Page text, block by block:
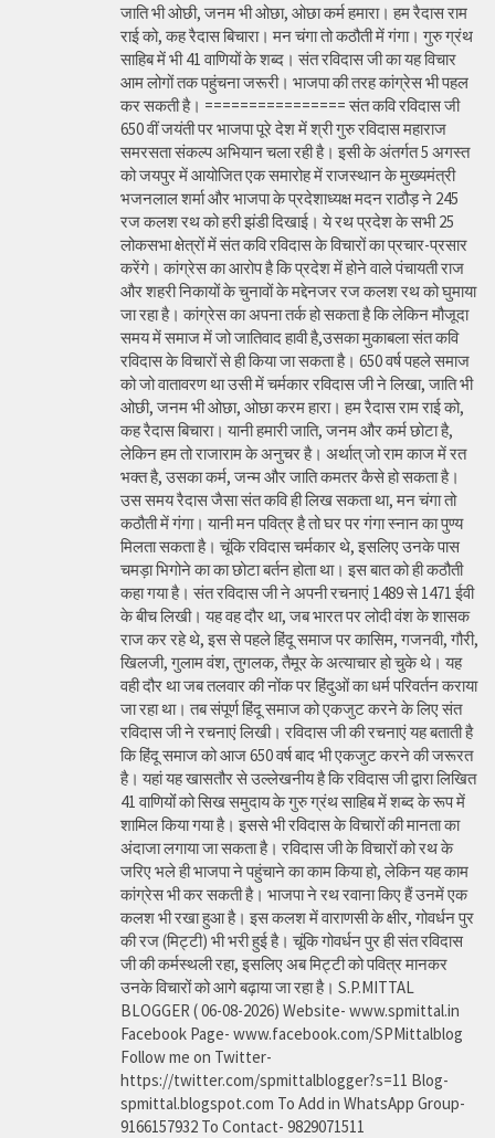
जाति भी ओछी, जनम भी ओछा, ओछा कर्म हमारा। हम रैदास राम
राई को, कह रैदास बिचारा। मन चंगा तो कठौती में गंगा। गुरु ग्रंथ
साहिब में भी 41 वाणियों के शब्द। संत रविदास जी का यह विचार
आम लोगों तक पहुंचना जरूरी। भाजपा की तरह कांग्रेस भी पहल
कर सकती है। ================ संत कवि रविदास जी
650 वीं जयंती पर भाजपा पूरे देश में श्री गुरु रविदास महाराज
समरसता संकल्प अभियान चला रही है। इसी के अंतर्गत 5 अगस्त
को जयपुर में आयोजित एक समारोह में राजस्थान के मुख्यमंत्री
भजनलाल शर्मा और भाजपा के प्रदेशाध्यक्ष मदन राठौड़ ने 245
रज कलश रथ को हरी झंडी दिखाई। ये रथ प्रदेश के सभी 25
लोकसभा क्षेत्रों में संत कवि रविदास के विचारों का प्रचार-प्रसार
करेंगे। कांग्रेस का आरोप है कि प्रदेश में होने वाले पंचायती राज
और शहरी निकायों के चुनावों के मद्देनजर रज कलश रथ को घुमाया
जा रहा है। कांग्रेस का अपना तर्क हो सकता है कि लेकिन मौजूदा
समय में समाज में जो जातिवाद हावी है,उसका मुकाबला संत कवि
रविदास के विचारों से ही किया जा सकता है। 650 वर्ष पहले समाज
को जो वातावरण था उसी में चर्मकार रविदास जी ने लिखा, जाति भी
ओछी, जनम भी ओछा, ओछा करम हारा। हम रैदास राम राई को,
कह रैदास बिचारा। यानी हमारी जाति, जनम और कर्म छोटा है,
लेकिन हम तो राजाराम के अनुचर है। अर्थात् जो राम काज में रत
भक्त है, उसका कर्म, जन्म और जाति कमतर कैसे हो सकता है।
उस समय रैदास जैसा संत कवि ही लिख सकता था, मन चंगा तो
कठौती में गंगा। यानी मन पवित्र है तो घर पर गंगा स्नान का पुण्य
मिलता सकता है। चूंकि रविदास चर्मकार थे, इसलिए उनके पास
चमड़ा भिगोने का का छोटा बर्तन होता था। इस बात को ही कठौती
कहा गया है। संत रविदास जी ने अपनी रचनाएं 1489 से 1471 ईवी
के बीच लिखी। यह वह दौर था, जब भारत पर लोदी वंश के शासक
राज कर रहे थे, इस से पहले हिंदू समाज पर कासिम, गजनवी, गौरी,
खिलजी, गुलाम वंश, तुगलक, तैमूर के अत्याचार हो चुके थे। यह
वही दौर था जब तलवार की नोंक पर हिंदुओं का धर्म परिवर्तन कराया
जा रहा था। तब संपूर्ण हिंदू समाज को एकजुट करने के लिए संत
रविदास जी ने रचनाएं लिखी। रविदास जी की रचनाएं यह बताती है
कि हिंदू समाज को आज 650 वर्ष बाद भी एकजुट करने की जरूरत
है। यहां यह खासतौर से उल्लेखनीय है कि रविदास जी द्वारा लिखित
41 वाणियोंं को सिख समुदाय के गुरु ग्रंथ साहिब में शब्द के रूप में
शामिल किया गया है। इससे भी रविदास के विचारों की मानता का
अंदाजा लगाया जा सकता है। रविदास जी के विचारों को रथ के
जरिए भले ही भाजपा ने पहुंचाने का काम किया हो, लेकिन यह काम
कांग्रेस भी कर सकती है। भाजपा ने रथ रवाना किए हैं उनमें एक
कलश भी रखा हुआ है। इस कलश में वाराणसी के क्षीर, गोवर्धन पुर
की रज (मिट्टी) भी भरी हुई है। चूंकि गोवर्धन पुर ही संत रविदास
जी की कर्मस्थली रहा, इसलिए अब मिट्टी को पवित्र मानकर
उनके विचारों को आगे बढ़ाया जा रहा है। S.P.MITTAL
BLOGGER ( 06-08-2026) Website- www.spmittal.in
Facebook Page- www.facebook.com/SPMittalblog
Follow me on Twitter-
https://twitter.com/spmittalblogger?s=11 Blog-
spmittal.blogspot.com To Add in WhatsApp Group-
9166157932 To Contact- 9829071511